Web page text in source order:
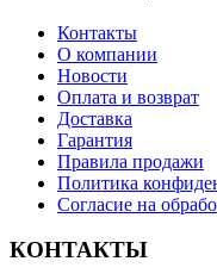
Контакты
О компании
Новости
Оплата и возврат
Доставка
Гарантия
Правила продажи
Политика
Согласие на
КОНТАКТЫ